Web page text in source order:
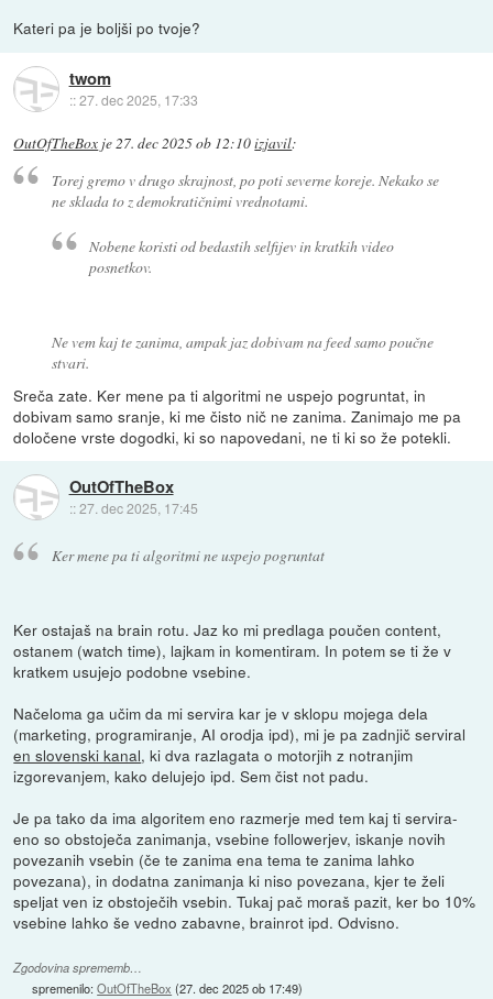
Kateri pa je boljši po tvoje?
twom
::27. dec 2025, 17:33
OutOfTheBox je27. dec 2025 ob 12:10izjavil:
Torej gremo v drugo skrajnost, po poti severne koreje. Nekako se
ne sklada to z demokratičnimi vrednotami.
Nobene koristi od bedastih selfijev in kratkih video
posnetkov.
Ne vem kaj te zanima, ampak jaz dobivam na feed samo poučne
stvari.
Sreča zate. Ker mene pa ti algoritmi ne uspejo pogruntat, in
dobivam samo sranje, ki me čisto nič ne zanima. Zanimajo me pa
določene vrste dogodki, ki so napovedani, ne ti ki so že potekli.
OutOfTheBox
::27. dec 2025, 17:45
Ker mene pa ti algoritmi ne uspejo pogruntat
Ker ostajaš na brain rotu. Jaz ko mi predlaga poučen content,
ostanem (watch time), lajkam in komentiram. In potem se ti že v
kratkem usujejo podobne vsebine.
Načeloma ga učim da mi servira kar je v sklopu mojega dela
(marketing, programiranje, AI orodja ipd), mi je pa zadnjič serviral
en slovenski kanal, ki dva razlagata o motorjih z notranjim
izgorevanjem, kako delujejo ipd. Sem čist not padu.
Je pa tako da ima algoritem eno razmerje med tem kaj ti servira-
eno so obstoječa zanimanja, vsebine followerjev, iskanje novih
povezanih vsebin (če te zanima ena tema te zanima lahko
povezana), in dodatna zanimanja ki niso povezana, kjer te želi
speljat ven iz obstoječih vsebin. Tukaj pač moraš pazit, ker bo 10%
vsebine lahko še vedno zabavne, brainrot ipd. Odvisno.
Zgodovina sprememb…
spremenilo:OutOfTheBox (27. dec 2025 ob 17:49)